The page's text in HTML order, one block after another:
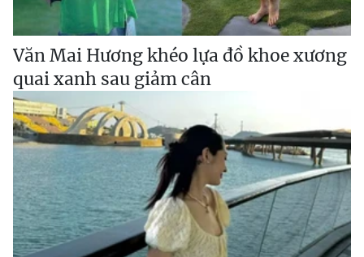
Văn Mai Hương khéo lựa đồ khoe xương
quai xanh sau giảm cân